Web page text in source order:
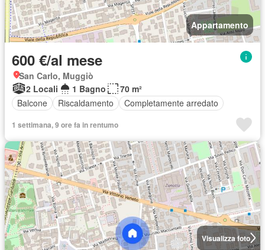
Appartamento
600 €/al mese
San Carlo, Muggiò
2 Locali
1 Bagno
70 m²
Balcone
Riscaldamento Completamente arredato
1 settimana, 9 ore fa in rentumo
Visualizza foto